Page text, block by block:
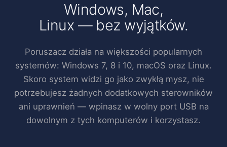
Windows, Mac,
Linux — bez wyjątków.
Poruszacz działa na większości popularnych
systemów: Windows 7, 8 i 10, macOS oraz Linux.
Skoro system widzi go jako zwykłą mysz, nie
potrzebujesz żadnych dodatkowych sterowników
ani uprawnień — wpinasz w wolny port USB na
dowolnym z tych komputerów i korzystasz.